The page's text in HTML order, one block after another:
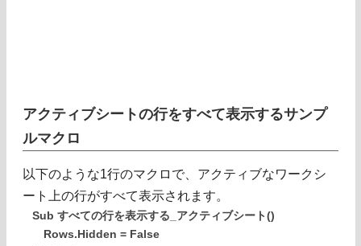
アクティブシートの行をすべて表示するサンプ
ルマクロ
以下のような1行のマクロで、アクティブなワークシ
ート上の行がすべて表示されます。
Sub すべての行を表示する_アクティブシート()
Rows.Hidden = False